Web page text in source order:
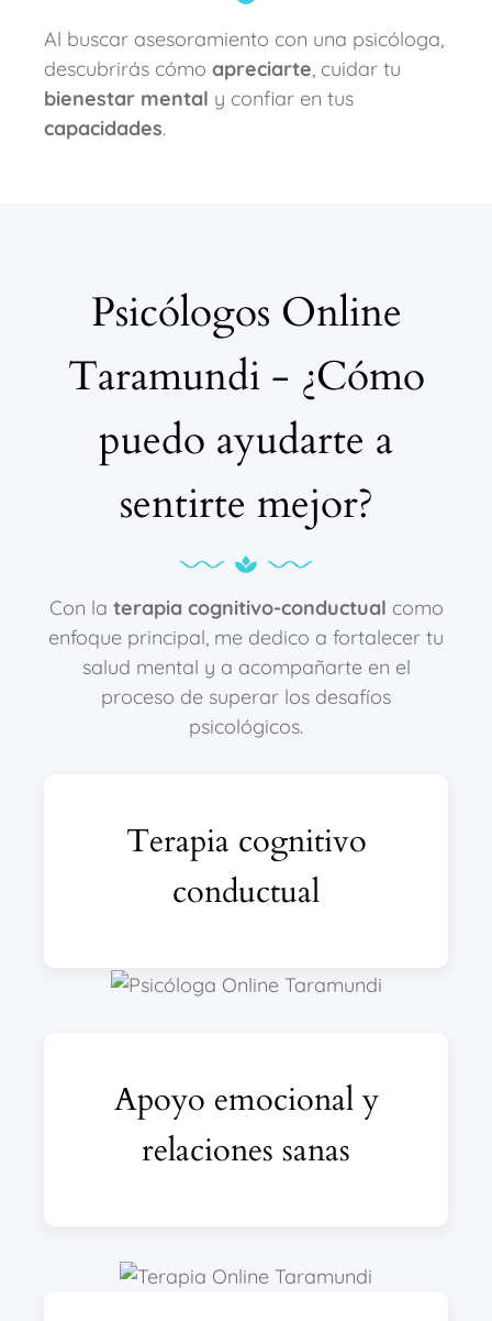
Al buscar asesoramiento con una psicóloga,
descubrirás cómo apreciarte, cuidar tu
bienestar mental y confiar en tus
capacidades.
Psicólogos Online
Taramundi - ¿Cómo
puedo ayudarte a
sentirte mejor?
Con la terapia cognitivo-conductual como
enfoque principal, me dedico a fortalecer tu
salud mental y a acompañarte en el
proceso de superar los desafíos
psicológicos.
Terapia cognitivo
conductual
Apoyo emocional y
relaciones sanas